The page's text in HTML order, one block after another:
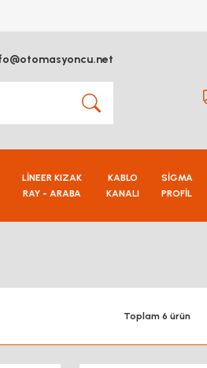
LİNEER KIZAK
RAY - ARABA
KABLO
KANALI
SİGMA
PROFİL
Toplam 6 ürün